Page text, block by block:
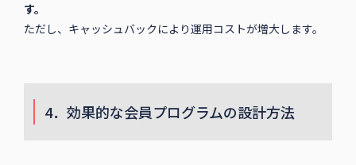
す。
ただし、キャッシュバックにより運用コストが増大します。
4．効果的な会員プログラムの設計方法